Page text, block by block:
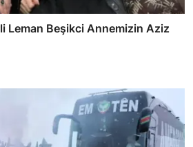
Leman Beşikci Annemizin Aziz